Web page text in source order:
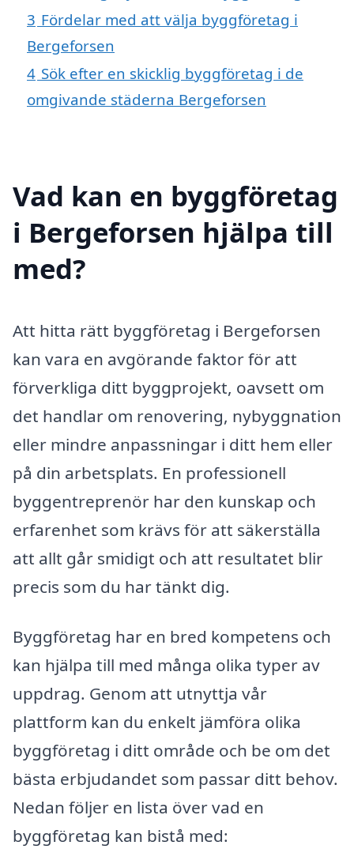
3 Fördelar med att välja byggföretag i
Bergeforsen
4 Sök efter en skicklig byggföretag i de
omgivande städerna Bergeforsen
Vad kan en byggföretag
i Bergeforsen hjälpa till
med?
Att hitta rätt byggföretag i Bergeforsen
kan vara en avgörande faktor för att
förverkliga ditt byggprojekt, oavsett om
det handlar om renovering, nybyggnation
eller mindre anpassningar i ditt hem eller
på din arbetsplats. En professionell
byggentreprenör har den kunskap och
erfarenhet som krävs för att säkerställa
att allt går smidigt och att resultatet blir
precis som du har tänkt dig.
Byggföretag har en bred kompetens och
kan hjälpa till med många olika typer av
uppdrag. Genom att utnyttja vår
plattform kan du enkelt jämföra olika
byggföretag i ditt område och be om det
bästa erbjudandet som passar ditt behov.
Nedan följer en lista över vad en
byggföretag kan bistå med: